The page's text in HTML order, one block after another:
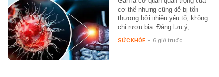
cơ thể nhưng cũng dễ bị tổn
thương bởi nhiều yếu tố, không
chỉ rượu bia. Đáng lưu ý,…
SỨC KHỎE - 6 giờ trước